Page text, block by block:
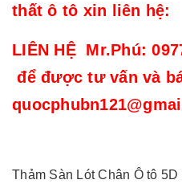
thất ô tô xin liên hệ:
LIÊN HỆ Mr.Phú:
để được tư vấn và
Thảm Sàn Lót Chân Ô tô